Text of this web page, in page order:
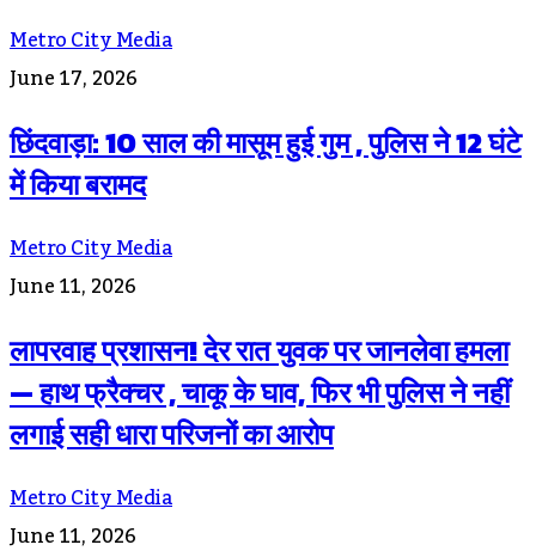
Metro City Media
June 17, 2026
छिंदवाड़ा: 10 साल की मासूम हुई गुम , पुलिस ने 12 घंटे
में किया बरामद
Metro City Media
June 11, 2026
लापरवाह प्रशासन! देर रात युवक पर जानलेवा हमला
— हाथ फ्रैक्चर , चाकू के घाव, फिर भी पुलिस ने नहीं
लगाई सही धारा परिजनों का आरोप
Metro City Media
June 11, 2026